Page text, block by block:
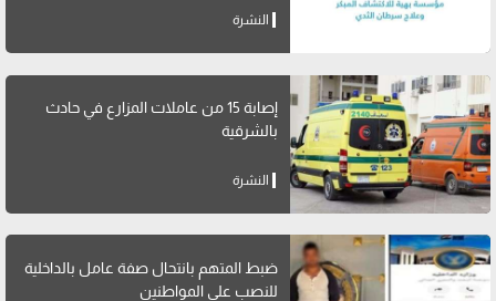
النشرة
إصابة 15 من عاملات المزارع في حادث
بالشرقية
النشرة
ضبط المتهم بانتحال صفة عامل بالداخلية
للنصب على المواطنين